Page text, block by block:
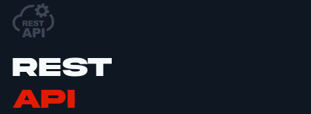
REST
API